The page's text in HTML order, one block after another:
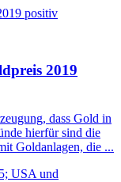
2019
dass Gold in
hierfür sind die
Goldanlagen, die ...